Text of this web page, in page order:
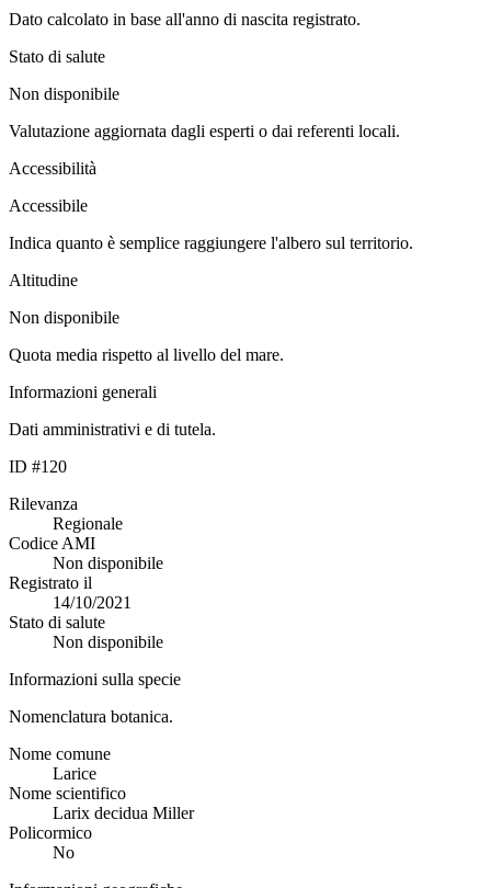
Dato calcolato in base all'anno di nascita registrato.
Stato di salute
Non disponibile
Valutazione aggiornata dagli esperti o dai referenti locali.
Accessibilità
Accessibile
Indica quanto è semplice raggiungere l'albero sul territorio.
Altitudine
Non disponibile
Quota media rispetto al livello del mare.
Informazioni generali
Dati amministrativi e di tutela.
ID #120
Rilevanza
Regionale
Codice AMI
Non disponibile
Registrato il
14/10/2021
Stato di salute
Non disponibile
Informazioni sulla specie
Nomenclatura botanica.
Nome comune
Larice
Nome scientifico
Larix decidua Miller
Policormico
No